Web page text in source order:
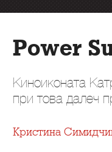
Power
Киноиконата
при това далеч
Кристина